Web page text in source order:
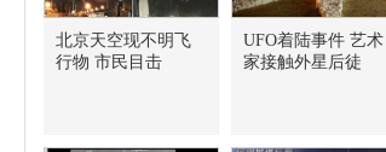
北京天空现不明飞
行物 市民目击
UFO着陆事件 艺术
家接触外星后徒